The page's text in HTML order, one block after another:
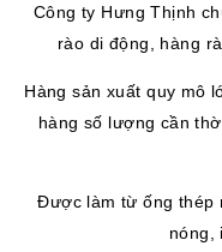
Công ty Hưng Thịnh
rào di động, hàng
Hàng sản xuất quy mô
hàng số lượng cần
Được làm từ ống thép
nóng,